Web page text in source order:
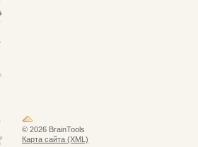
© 2026 BrainTools
Карта сайта (XML)